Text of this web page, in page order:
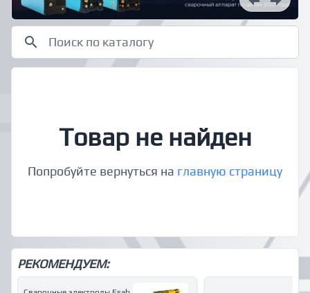
Товар не найден
Попробуйте вернуться на главную страницу
РЕКОМЕНДУЕМ: